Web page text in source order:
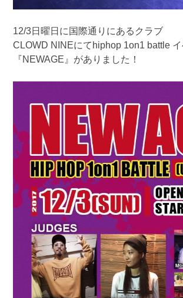
12/3日曜日に国際通りにあるクラブ
CLOWD NINEにてhiphop 1on1 battle イ
『NEWAGE』がありました！